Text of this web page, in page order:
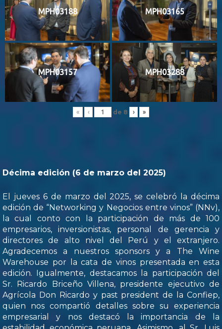
MPH03188 MPH03165
MPH03157 MPH03288
« ‹ de 8 › »
Décima edición (6 de marzo del 2025)
El jueves 6 de marzo del 2025, se celebró la décima
edición de “Networking y Negocios entre vinos” (NNv),
la cual conto con la participación de más de 100
empresarios, inversionistas, personal de gerencia y
directores de alto nivel del Perú y el extranjero.
Agradecemos a nuestros sponsors y a The Wine
Warehouse por la cata de vinos presentada en esta
edición. Igualmente, destacamos la participación del
Sr. Ricardo Briceño Villena, presidente ejecutivo de
Agrícola Don Ricardo y past president de la Confiep,
quien nos compartió detalles sobre su experiencia
empresarial y nos destacó la importancia de la